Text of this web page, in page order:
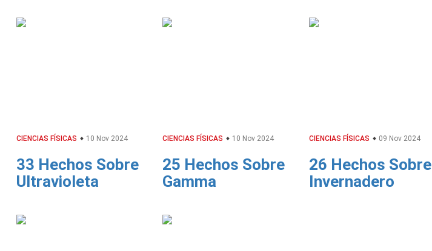
CIENCIAS FÍSICAS 10 Nov 2024
33 Hechos Sobre
Ultravioleta
CIENCIAS FÍSICAS 10 Nov 2024
25 Hechos Sobre
Gamma
CIENCIAS FÍSICAS 09 Nov 2024
26 Hechos Sobre
Invernadero